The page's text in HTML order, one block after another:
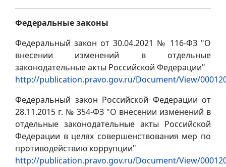
Федеральные законы
Федеральный закон от 30.04.2021 № 116-ФЗ "О
внесении изменений в отдельные
законодательные акты Российской Федерации"
http://publication.pravo.gov.ru/Document/View/
Федеральный закон Российской Федерации от
28.11.2015 г. № 354-ФЗ "О внесении изменений в
отдельные законодательные акты Российской
Федерации в целях совершенствования мер по
противодействию коррупции"
http://publication.pravo.gov.ru/Document/View/